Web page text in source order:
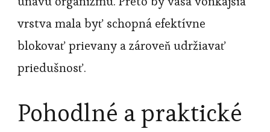
vrstva mala byť schopná efektívne
blokovať prievany a zároveň udržiavať
priedušnosť.
Pohodlné a praktické